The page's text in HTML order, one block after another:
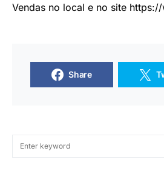
Vendas no local e no site
Share